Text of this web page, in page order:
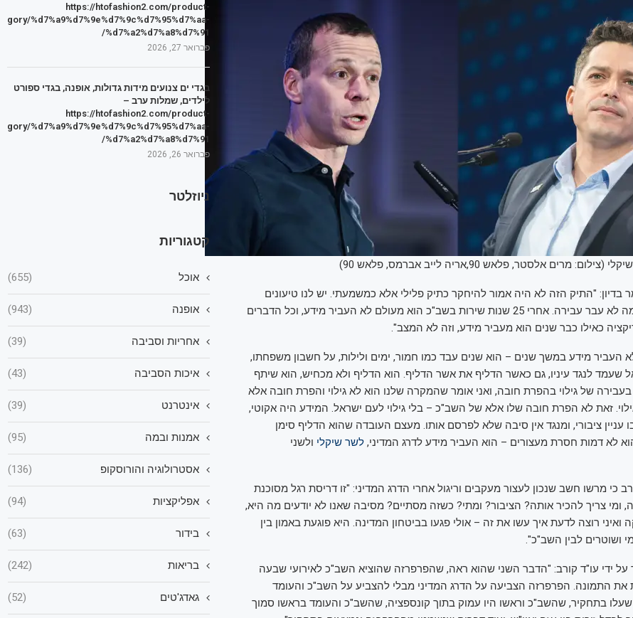
מרים אלסטר, פלאש 90,אריה לייב אברמס, פלאש 90)
בדיון: "התיק הזה לא היה אמור להיחקר כתיק פלילי אלא כמשמעתי. יש לנו טיעונים
משפטיים רבים למה לא עבר עבירה. אחרי 25 שנות שירות בשב"כ הוא מעולם לא העביר מידע, וכל הדברים
כאילו כבר שנים הוא מעביר מידע, וזה לא המצב".
העביר מידע במשך שנים – הוא שנים עבד כמו חמור, ימים ולילות, על חשבון משפחתו,
שעמד לנגד עיניו, גם כאשר הדליף את אשר הדליף. הוא הדליף ולא מכחיש, הוא שיתף
של גילוי בהפרת חובה, ואני אומר שהמקרה שלנו הוא לא גילוי והפרת חובה אלא
זאת לא הפרת חובה שלו אלא של השב"כ – בלי גילוי לעם ישראל. המידע היה אקוטי,
בו עניין ציבורי, ומנגד אין סיבה שלא לפרסם אותו. מעצם העובדה שהוא הדליף סימן
לא דמות חסרת מעצורים – הוא העביר מידע לדרג המדיני, לשר שיקלי ולשני
כי מרשו חשב שנכון לעצור מעקבים וריגול אחרי הדרג המדיני: "זו דריסת רגל מסוכנת
ומי צריך להכיר אותה? הציבור? ומתי? כשזה מסתיים? מסיבה שאנו לא יודעים מה היא,
רוצה לדעת איך עשו את זה – אולי פגעו בביטחון המדינה. היא פוגעת באמון בין
ושוטרים לבין השב"כ".
על ידי עו"ד קורב: "הדבר השני שהוא ראה, שהפרפרזה שהוציא השב"כ לאירועי שבעה
התמונה. הפרפרזה הצביעה על הדרג המדיני מבלי להצביע על השב"כ והעומד
בתחקיר, שהשב"כ וראשו היו עמוק בתוך קונספציה, שהשב"כ והעומד בראשו סמוך
https://htofashion2.com/product-
%d7%a9%d7%9e%d7%9c%d7%95%d7%aa-
%d7%a2%d7%a8%d7%91/
פברואר 27, 2026
בגדי ים צנועים מידות גדולות, אופנה, בגדי ספורט
לילדים, שמלות ערב –
https://htofashion2.com/product-
%d7%a9%d7%9e%d7%9c%d7%95%d7%aa-
%d7%a2%d7%a8%d7%91/
פברואר 26, 2026
ניוזלטר
קטגוריות
אוכל (655)
אופנה (943)
אחריות וסביבה (39)
איכות הסביבה (43)
אינטרנט (39)
אמנות ובמה (95)
אסטרולוגיה והורוסקופ (136)
אפליקציות (94)
בידור (63)
בריאות (242)
גאדג'טים (52)